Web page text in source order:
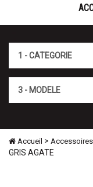
Accueil > Accessoires
GRIS AGATE